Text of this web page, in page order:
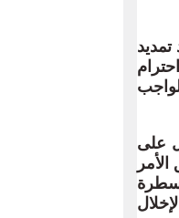
تمديد
الضوابط الواجب
على
316 من قانون المسطرة